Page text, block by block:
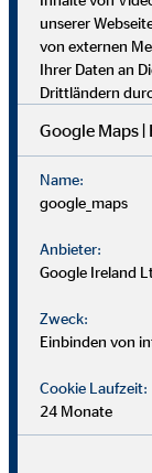
Wissen
einsteigen, und
unserer
von externen
Ihrer Daten an
Drittländern
Google Maps |
Name:
google_maps
Anbieter:
Google Ireland
Zweck:
Einbinden von
Cookie Laufzeit:
24 Monate